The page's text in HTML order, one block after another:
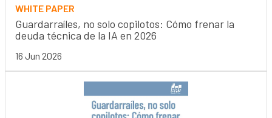
WHITE PAPER
Guardarraíles, no solo copilotos: Cómo frenar la
deuda técnica de la IA en 2026
16 Jun 2026